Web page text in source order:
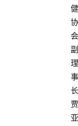
健
协
会
副
理
事
长
贾
亚